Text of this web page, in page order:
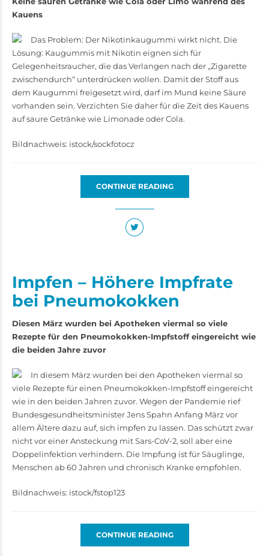
Kauens
Das Problem: Der Nikotinkaugummi wirkt nicht. Die
Lösung: Kaugummis mit Nikotin eignen sich für
Gelegenheitsraucher, die das Verlangen nach der „Zigarette
zwischendurch“ unterdrücken wollen. Damit der Stoff aus
dem Kaugummi freigesetzt wird, darf im Mund keine Säure
vorhanden sein. Verzichten Sie daher für die Zeit des Kauens
auf saure ­­Getränke wie Limonade oder Cola.
Bildnachweis: istock/sockfotocz
CONTINUE READING
Impfen – Höhere Impfrate
bei Pneumokokken
Diesen März wurden bei Apotheken viermal so viele
Rezepte für den Pneumokokken-Impfstoff eingereicht wie
die beiden Jahre zuvor
In diesem März wurden bei den Apotheken viermal so
viele Rezepte für einen Pneumokokken-Impfstoff eingereicht
wie in den beiden Jahren zuvor. Wegen der Pandemie rief
Bundesgesundheitsminister Jens Spahn Anfang März vor
allem Ältere dazu auf, sich impfen zu lassen. Das schützt zwar
nicht vor einer Ansteckung mit Sars-CoV-2, soll aber eine
Doppelinfektion verhindern. Die Impfung ist für Säuglinge,
Menschen ab 60 Jahren und chronisch Kranke empfohlen.
Bildnachweis: istock/fstop123
CONTINUE READING